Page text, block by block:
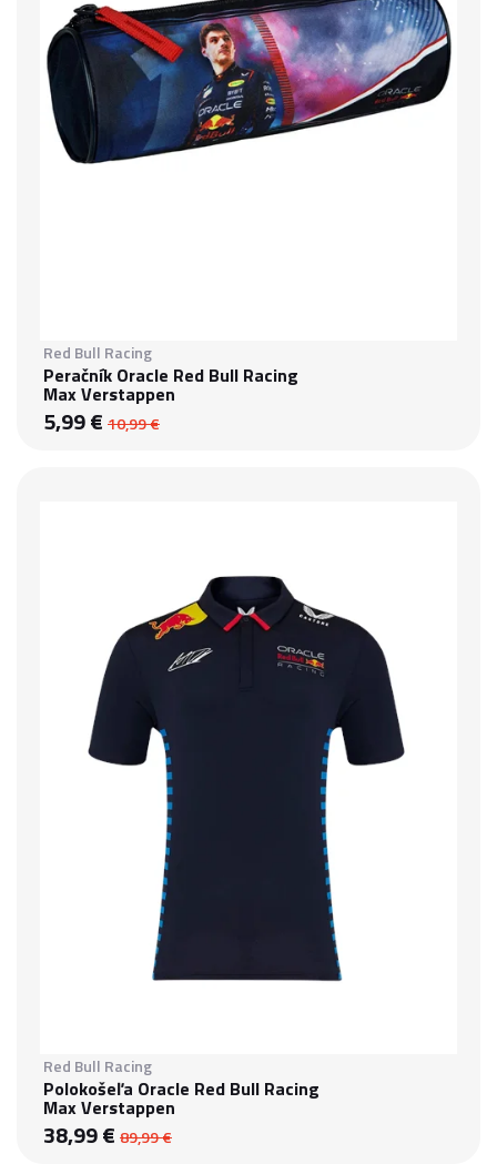
Red Bull Racing
Peračník Oracle Red Bull Racing
Max Verstappen
5,99 € 10,99 €
Red Bull Racing
Polokošeľa Oracle Red Bull Racing
Max Verstappen
38,99 € 89,99 €